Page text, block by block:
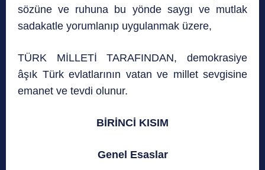
sözüne ve ruhuna bu yönde saygı ve mutlak
sadakatle yorumlanıp uygulanmak üzere,
TÜRK MİLLETİ TARAFINDAN, demokrasiye
âşık Türk evlatlarının vatan ve millet sevgisine
emanet ve tevdi olunur.
BİRİNCİ KISIM
Genel Esaslar